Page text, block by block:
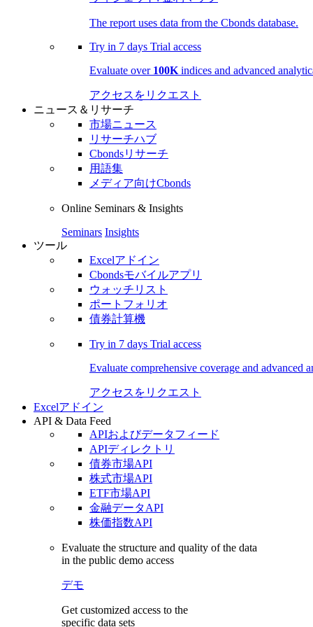
The report uses data from the Cbonds database.
Try in 7 days Trial access
Evaluate over 100K indices and advanced
アクセスをリクエスト
ニュース＆リサーチ
市場ニュース
リサーチハブ
Cbondsリサーチ
用語集
メディア向けCbonds
Online Seminars & Insights
Seminars Insights
ツール
Excelアドイン
Cbondsモバイルアプリ
ウォッチリスト
ポートフォリオ
債券計算機
Try in 7 days Trial access
Evaluate comprehensive coverage and advanced
アクセスをリクエスト
Excelアドイン
API & Data Feed
APIおよびデータフィード
APIディレクトリ
債券市場API
株式市場API
ETF市場API
金融データAPI
株価指数API
Evaluate the structure and quality of the data
in the public demo access
デモ
Get customized access to the
specific data sets